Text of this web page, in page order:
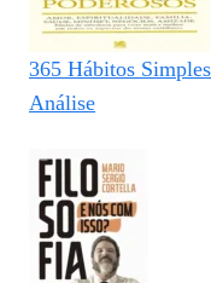
365 Hábitos
Análise